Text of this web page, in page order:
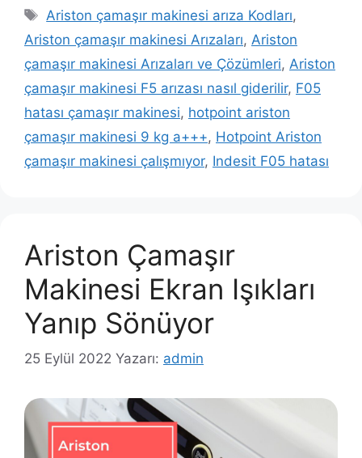
Etiketler
Ariston çamaşır makinesi arıza Kodları,
Ariston çamaşır makinesi Arızaları, Ariston
çamaşır makinesi Arızaları ve Çözümleri, Ariston
çamaşır makinesi F5 arızası nasıl giderilir, F05
hatası çamaşır makinesi, hotpoint ariston
çamaşır makinesi 9 kg a+++, Hotpoint Ariston
çamaşır makinesi çalışmıyor, Indesit F05 hatası
Ariston Çamaşır
Makinesi Ekran Işıkları
Yanıp Sönüyor
25 Eylül 2022 Yazarı: admin